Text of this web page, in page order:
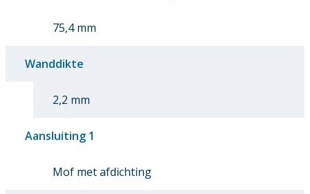
75,4 mm
Wanddikte
2,2 mm
Aansluiting 1
Mof met afdichting